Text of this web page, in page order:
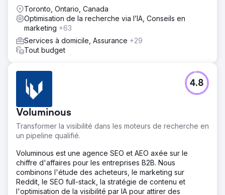
Toronto, Ontario, Canada
Optimisation de la recherche via l’IA, Conseils en
marketing +63
Services à domicile, Assurance +29
Tout budget
Voluminous
Transformer la visibilité dans les moteurs de recherche en
un pipeline qualifié.
4.8
Voluminous est une agence SEO et AEO axée sur le
chiffre d'affaires pour les entreprises B2B. Nous
combinons l'étude des acheteurs, le marketing sur
Reddit, le SEO full-stack, la stratégie de contenu et
l'optimisation de la visibilité par IA pour attirer des